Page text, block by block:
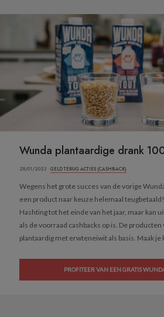
Wunda plantaardige drank
28/01/2023 ·GELD TERUG ACTIES (CASHBACK)
Wegens het grote succes van de vorige
een product naar keuze helemaal
Hashting tot het einde van het jaar, maar kan
als de voorraad cashbacks op is. De
plantaardig met erwteneiwit als basis. Maak je
PROFITEER VAN EEN GRATIS